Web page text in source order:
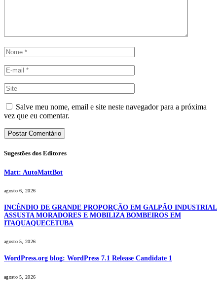
Salve meu nome, email e site neste navegador para a próxima
vez que eu comentar.
Sugestões dos Editores
Matt: AutoMattBot
agosto 6, 2026
INCÊNDIO DE GRANDE PROPORÇÃO EM GALPÃO INDUSTRIAL
ASSUSTA MORADORES E MOBILIZA BOMBEIROS EM
ITAQUAQUECETUBA
agosto 5, 2026
WordPress.org blog: WordPress 7.1 Release Candidate 1
agosto 5, 2026